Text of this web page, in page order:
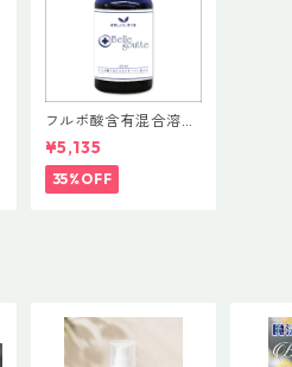
フルボ酸含有混合溶
液・美しいしずく
¥5,135
35%OFF